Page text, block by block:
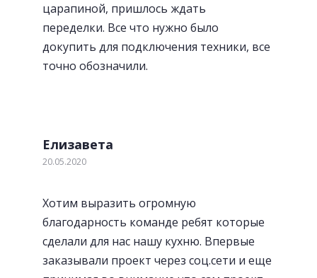
царапиной, пришлось ждать
переделки. Все что нужно было
докупить для подключения техники, все
точно обозначили.
Елизавета
20.05.2020
Хотим выразить огромную
благодарность команде ребят которые
сделали для нас нашу кухню. Впервые
заказывали проект через соц.сети и еще